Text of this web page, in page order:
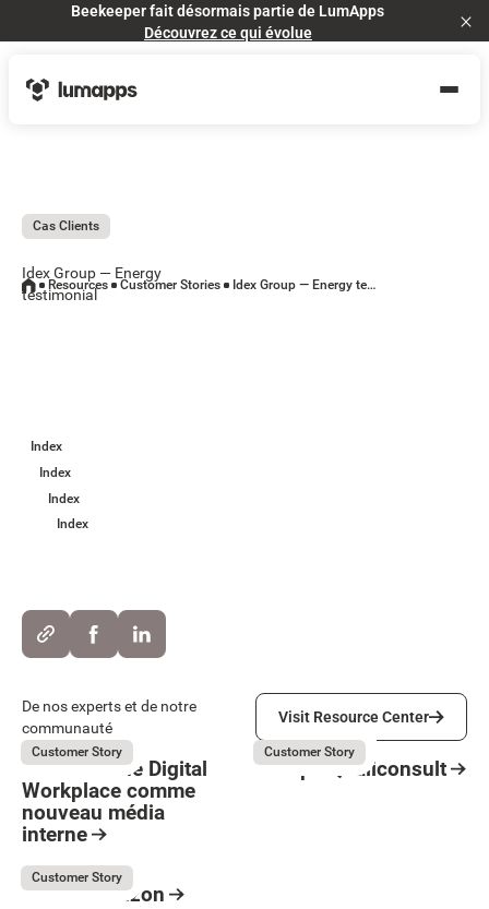
Beekeeper fait désormais partie de LumApps
Découvrez ce qui évolue
Cas Clients
Idex Group — Energy
testimonial
Resources Customer Stories Idex Group — Energy testimonial
Index
Index
Index
Index
Button Text
De nos experts et de notre
communauté
Visit Resource Center
Visit Resource Center
July 31, 2026
Customer Story
Believe
Believe : Une Digital
Workplace comme
nouveau média
interne
July 31, 2026
Customer Story
Groupe Qualiconsult
Groupe Qualiconsult
July 31, 2026
Customer Story
France Horizon
France Horizon